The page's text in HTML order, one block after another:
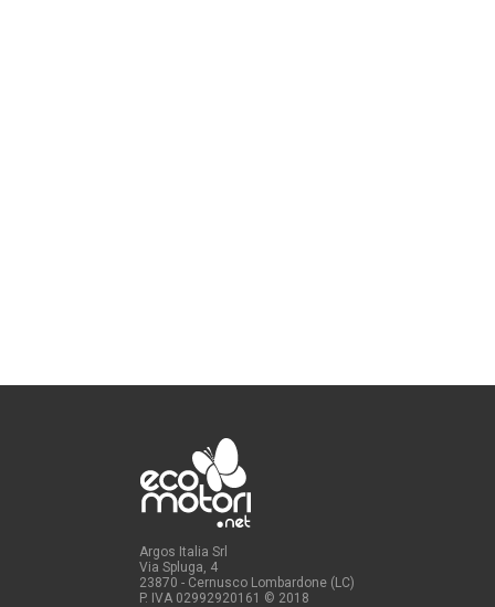
Argos Italia Srl
Via Spluga, 4
23870 - Cernusco Lombardone (LC)
P. IVA 02992920161 © 2018